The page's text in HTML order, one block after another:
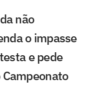
não
o impasse
e pede